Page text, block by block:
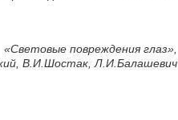
«Световые повреждения глаз»,
В.И.Шостак, Л.И.Балашевич